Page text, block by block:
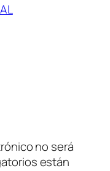
no será
están